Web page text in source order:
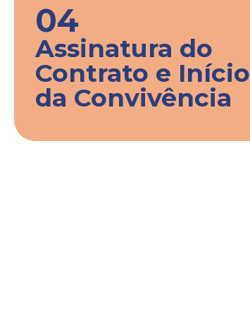
04
Assinatura do
Contrato e Início
da Convivência